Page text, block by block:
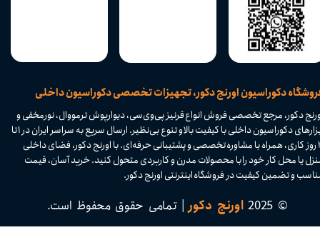
دکوراسیون اورنج دکور، تجهیزات تخصصی دکوراسیون داخلی
دکور، مرجع تخصصی فروش انواع قرنیز پی‌وی‌سی، دیوارپوش ترمووال، نورمخفی و
ابزارهای دکوراسیون داخلی با کیفیت بالا و تنوع بی‌نظیر. ارسال سریع به سراسر ایران در ۱ تا
۴ روز کاری، همراه با مشاوره تخصصی و پشتیبانی حرفه‌ای. با اورنج دکور، فضای داخلی
یا محل کار خود را با محصولات مدرن و کاربردی متحول کنید. خرید آسان، قیمت
و تضمین کیفیت در فروشگاه اینترنتی اورنج دکور.​​​​​​​
© 2025 اورنج دکور| تمامی حقوق محفوظ است.​​​​​​​